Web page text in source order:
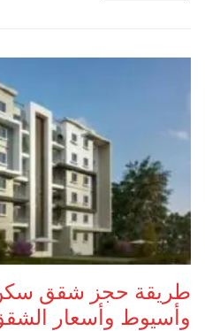
طريقة حجز شقق
وأسيوط وأسعار